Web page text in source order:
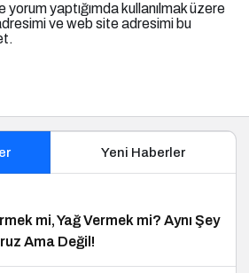
yaptığımda kullanılmak üzere
ve web site adresimi bu
Yeni Haberler
mi, Yağ Vermek mi? Aynı Şey
Ama Değil!